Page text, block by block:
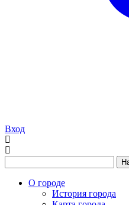
Вход
О городе
История города